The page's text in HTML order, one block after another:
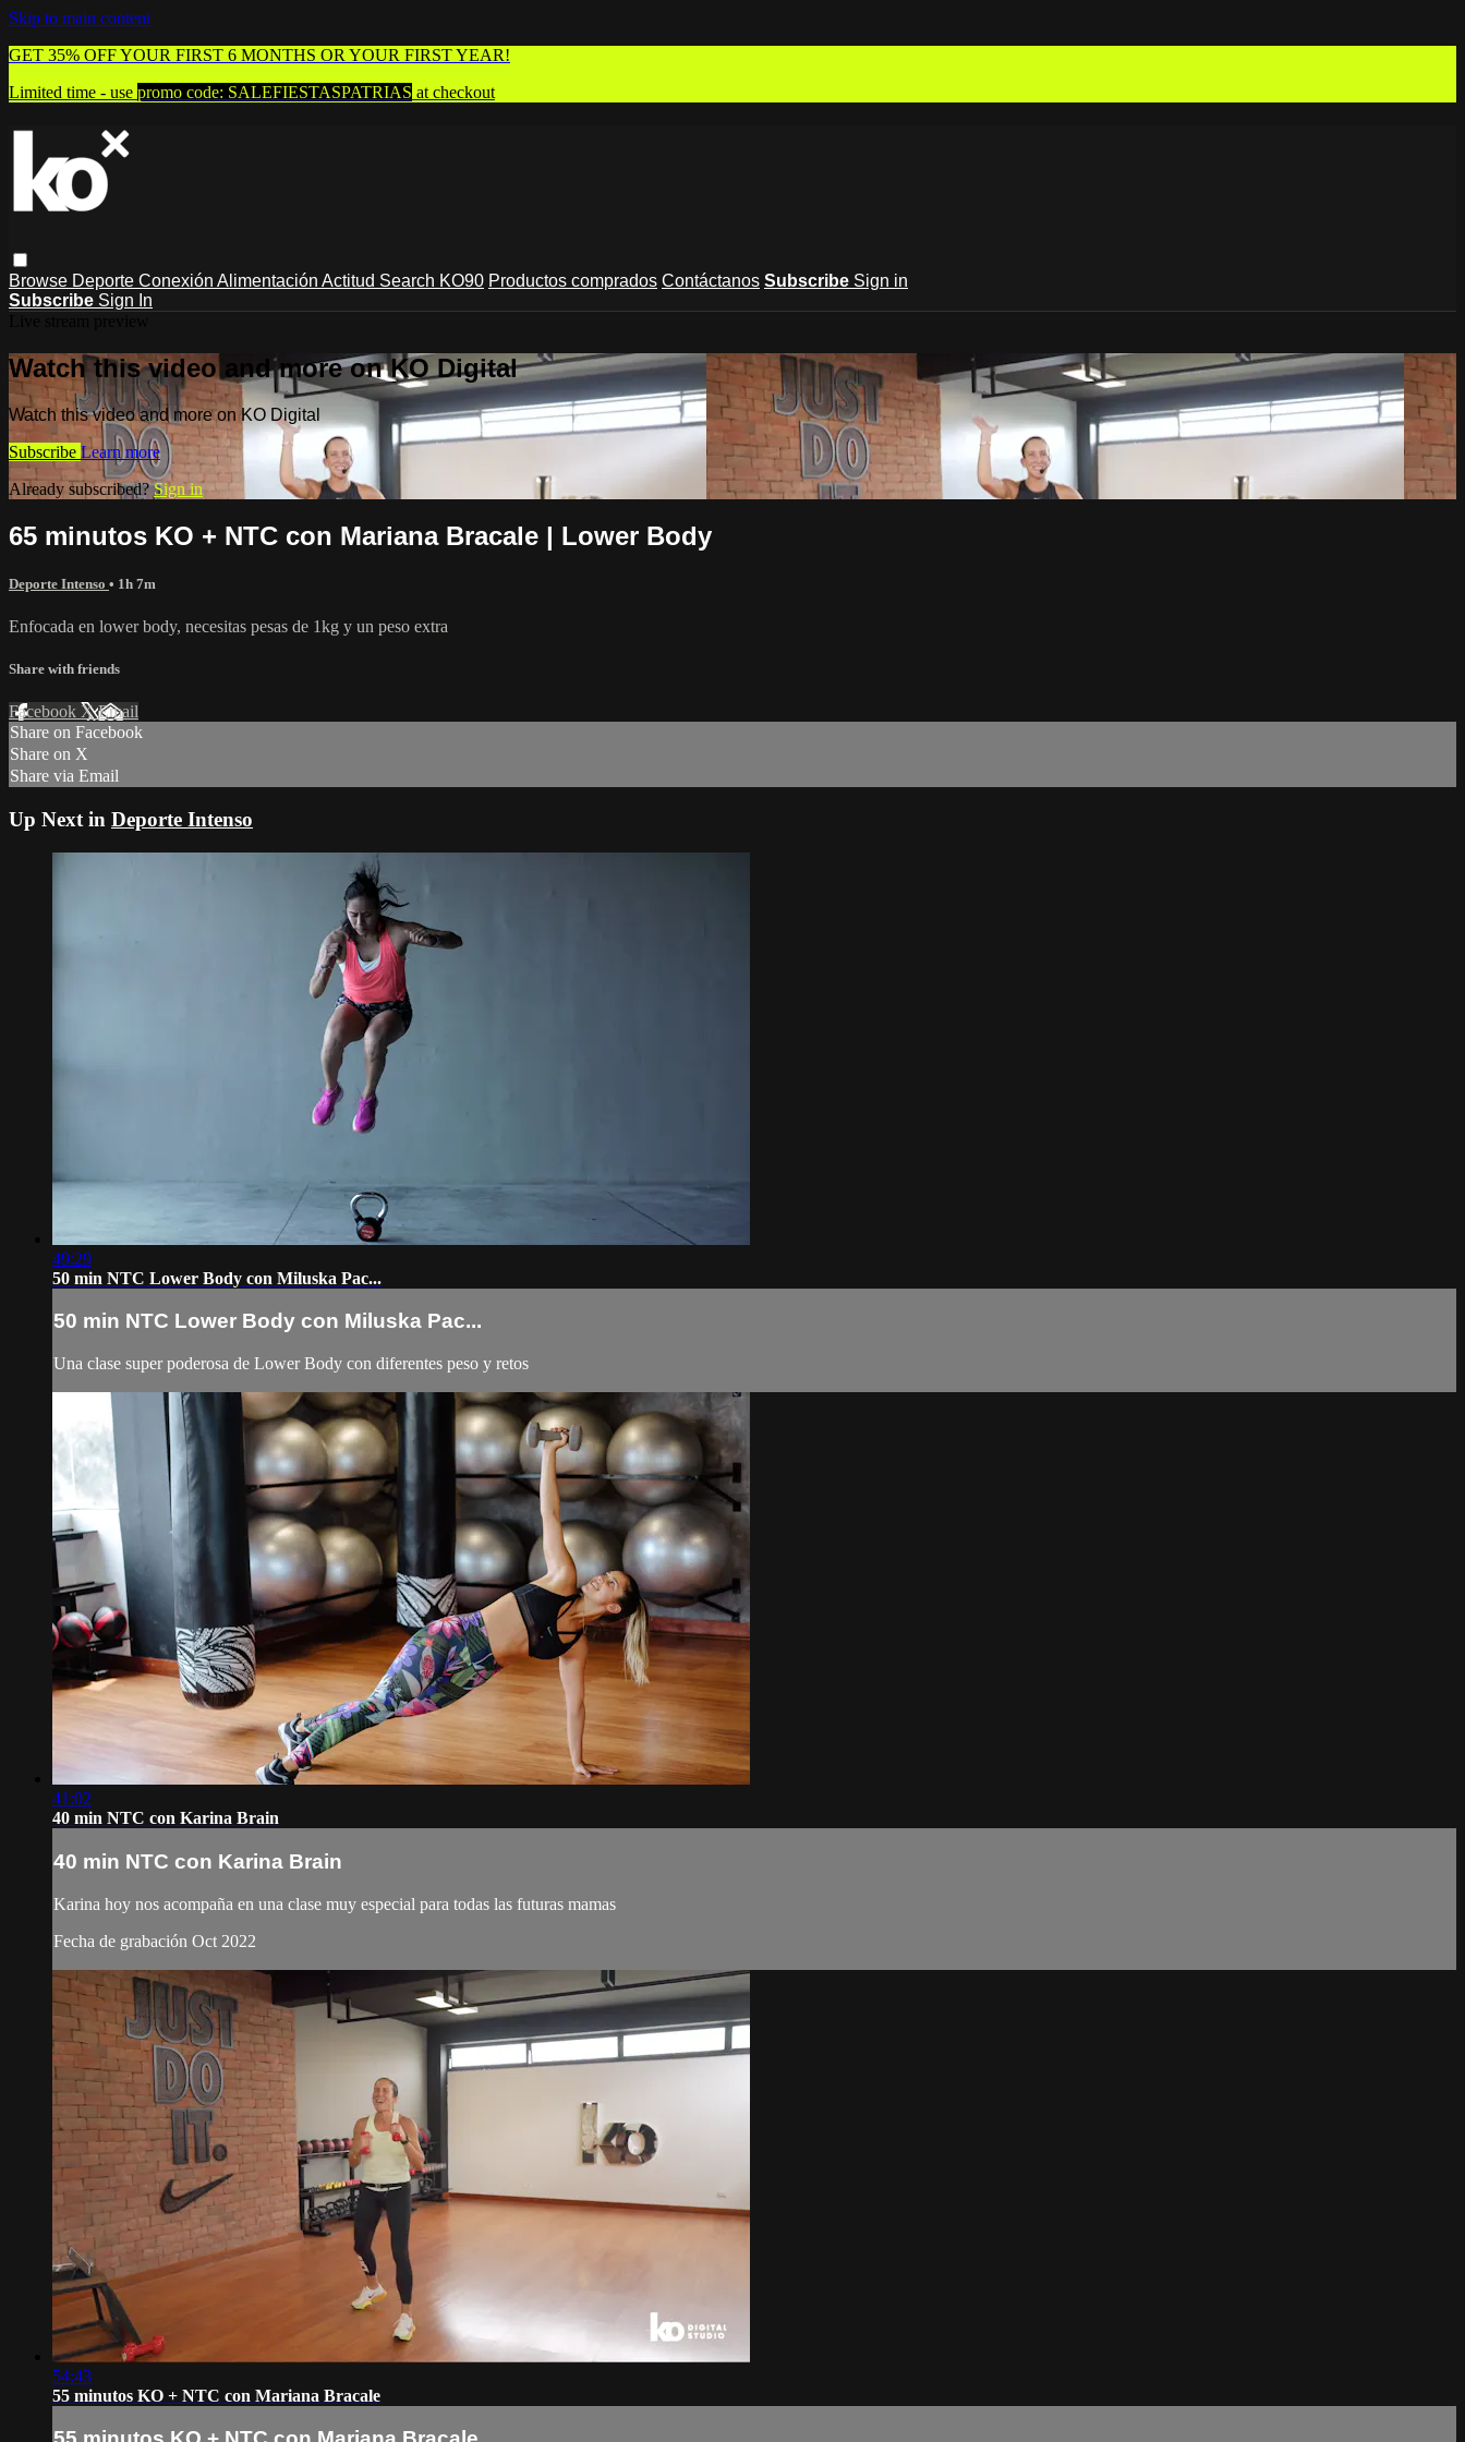
Skip to main content
GET 35% OFF YOUR FIRST 6 MONTHS OR YOUR FIRST YEAR!
Limited time - use promo code: SALEFIESTASPATRIAS at checkout
Browse Deporte Conexión Alimentación Actitud Search KO90 Productos comprados Contáctanos Subscribe Sign in
Subscribe Sign In
Watch this video and more on KO Digital
Watch this video and more on KO Digital
Subscribe Learn more
Already subscribed?Sign in
65 minutos KO + NTC con Mariana Bracale | Lower Body
Deporte Intenso • 1h 7m
Enfocada en lower body, necesitas pesas de 1kg y un peso extra
Share with friends
Facebook XEmail
Share on Facebook
Share on X
Share via Email
Up Next in Deporte Intenso
49:29
50 min NTC Lower Body con Miluska Pac...
50 min NTC Lower Body con Miluska Pac...
Una clase super poderosa de Lower Body con diferentes peso y retos
41:02
40 min NTC con Karina Brain
40 min NTC con Karina Brain
Karina hoy nos acompaña en una clase muy especial para todas las futuras mamas
Fecha de grabación Oct 2022
54:43
55 minutos KO + NTC con Mariana Bracale